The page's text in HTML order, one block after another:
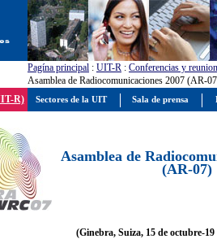
Pagína principal : UIT-R : Conferencias y
Asamblea de Radiocomunicaciones 2007 (AR-
R)
Asamblea de
(AR-07)
(Ginebra, Suiza, 15 de octubre-19
Sectores de la UIT Sala de prensa